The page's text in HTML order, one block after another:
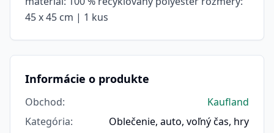
45 x 45 cm | 1 kus
Informácie o produkte
Obchod:
Kaufland
Kategória:
Oblečenie, auto, voľný čas, hry